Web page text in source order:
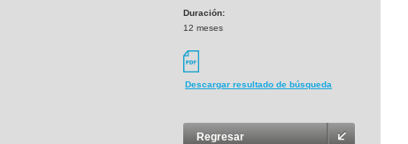
Duración:
12 meses
Descargar resultado de búsqueda
Regresar